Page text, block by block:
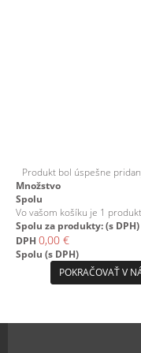
Produkt bol úspešne
Množstvo
Spolu
Vo vašom košíku je 1
Spolu za produkty: (s DPH)
DPH 0,00 €
Spolu (s DPH)
POKRAČOVAŤ V